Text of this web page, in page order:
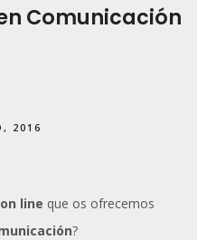
Comunicación
2016
line que os ofrecemos
?